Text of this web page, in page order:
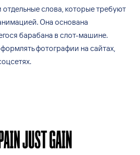
отдельные слова, которые требуют
Она основана
барабана в слот-машине.
фотографии на сайтах,